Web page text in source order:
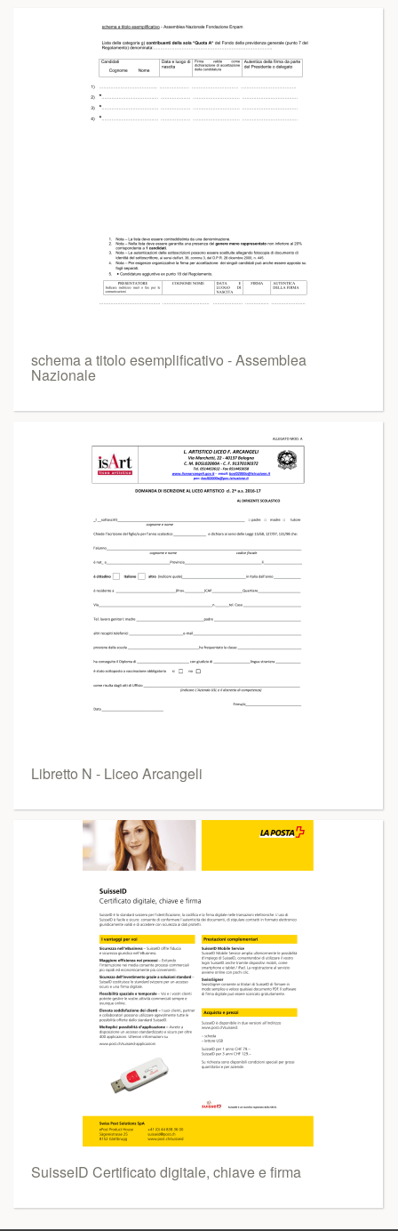
schema a titolo esemplificativo - Assemblea
Nazionale
Libretto N - Liceo Arcangeli
SuisseID Certificato digitale, chiave e firma